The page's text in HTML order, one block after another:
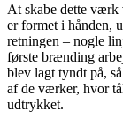
At skabe dette værk
er formet i hånden,
retningen – nogle
første brænding
blev lagt tyndt på,
af de værker, hvor
udtrykket.